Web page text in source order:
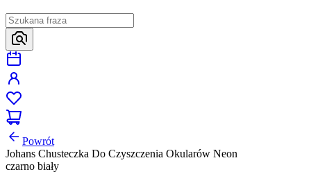
Powrót
Johans Chusteczka Do Czyszczenia Okularów Neon
czarno biały